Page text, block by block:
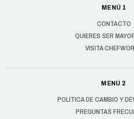
MENÚ 1
CONTACTO
QUIERES SER
VISITA
MENÚ 2
POLÍTICA DE CAMBIO Y
PREGUNTAS